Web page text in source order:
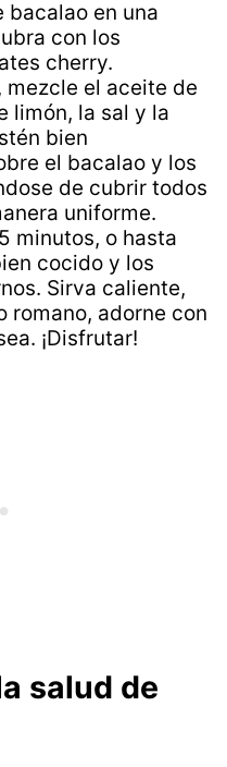
bacalao en una
con los
cherry.
mezcle el aceite de
limón, la sal y la
bien
el bacalao y los
de cubrir todos
uniforme.
minutos, o hasta
cocido y los
Sirva caliente,
romano, adorne con
¡Disfrutar!
salud de